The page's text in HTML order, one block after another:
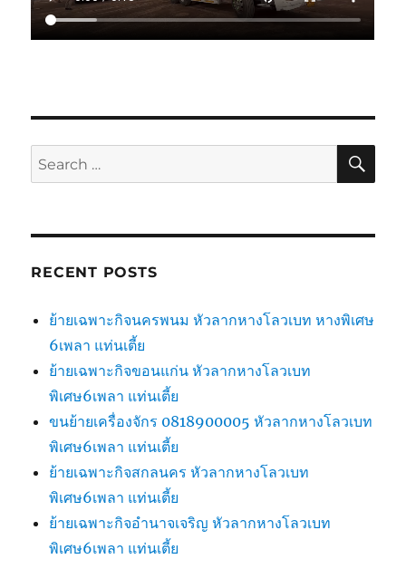
Search
for:
RECENT POSTS
ย้ายเฉพาะกิจนครพนม หัวลากหางโลวเบท หางพิเศษ
6เพลา แท่นเตี้ย
ย้ายเฉพาะกิจขอนแก่น หัวลากหางโลวเบท
พิเศษ6เพลา แท่นเตี้ย
ขนย้ายเครื่องจักร 0818900005 หัวลากหางโลวเบท
พิเศษ6เพลา แท่นเตี้ย
ย้ายเฉพาะกิจสกลนคร หัวลากหางโลวเบท
พิเศษ6เพลา แท่นเตี้ย
ย้ายเฉพาะกิจอำนาจเจริญ หัวลากหางโลวเบท
พิเศษ6เพลา แท่นเตี้ย